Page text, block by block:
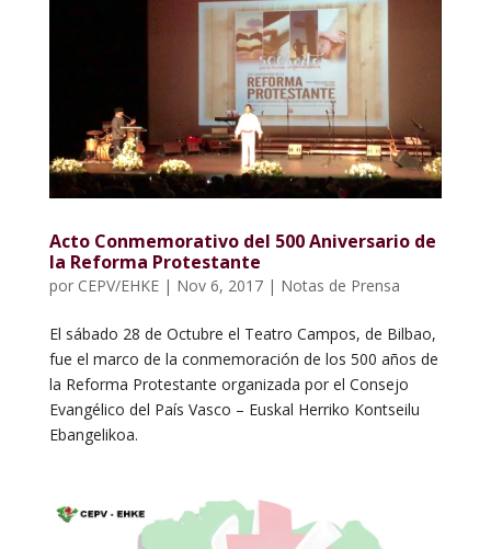
Acto Conmemorativo del 500 Aniversario de
la Reforma Protestante
por CEPV/EHKE| Nov 6, 2017| Notas de Prensa
El sábado 28 de Octubre el Teatro Campos, de Bilbao,
fue el marco de la conmemoración de los 500 años de
la Reforma Protestante organizada por el Consejo
Evangélico del País Vasco – Euskal Herriko Kontseilu
Ebangelikoa.